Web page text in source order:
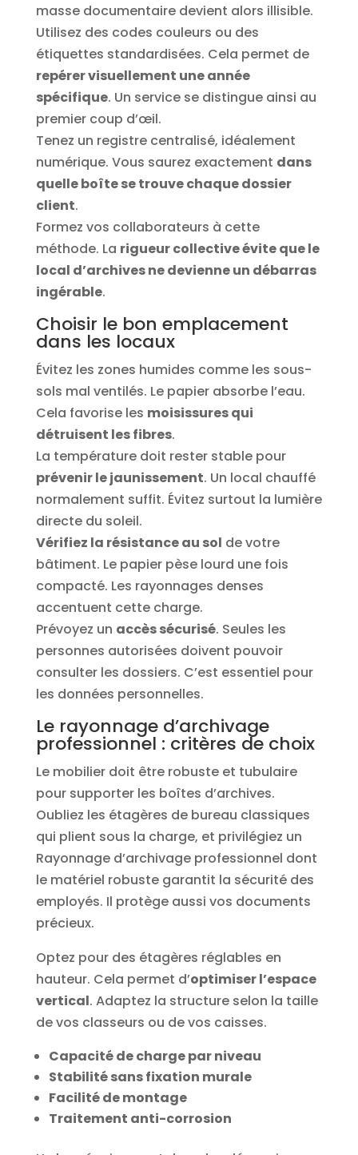
masse documentaire devient alors illisible.
Utilisez des codes couleurs ou des
étiquettes standardisées. Cela permet de
repérer visuellement une année
spécifique. Un service se distingue ainsi au
premier coup d’œil.
Tenez un registre centralisé, idéalement
numérique. Vous saurez exactement dans
quelle boîte se trouve chaque dossier
client.
Formez vos collaborateurs à cette
méthode. La rigueur collective évite que le
local d’archives ne devienne un débarras
ingérable.
Choisir le bon emplacement
dans les locaux
Évitez les zones humides comme les sous-
sols mal ventilés. Le papier absorbe l’eau.
Cela favorise les moisissures qui
détruisent les fibres.
La température doit rester stable pour
prévenir le jaunissement. Un local chauffé
normalement suffit. Évitez surtout la lumière
directe du soleil.
Vérifiez la résistance au sol de votre
bâtiment. Le papier pèse lourd une fois
compacté. Les rayonnages denses
accentuent cette charge.
Prévoyez un accès sécurisé. Seules les
personnes autorisées doivent pouvoir
consulter les dossiers. C’est essentiel pour
les données personnelles.
Le rayonnage d’archivage
professionnel : critères de choix
Le mobilier doit être robuste et tubulaire
pour supporter les boîtes d’archives.
Oubliez les étagères de bureau classiques
qui plient sous la charge, et privilégiez un
Rayonnage d’archivage professionnel dont
le matériel robuste garantit la sécurité des
employés. Il protège aussi vos documents
précieux.
Optez pour des étagères réglables en
hauteur. Cela permet d’optimiser l’espace
vertical. Adaptez la structure selon la taille
de vos classeurs ou de vos caisses.
Capacité de charge par niveau
Stabilité sans fixation murale
Facilité de montage
Traitement anti-corrosion